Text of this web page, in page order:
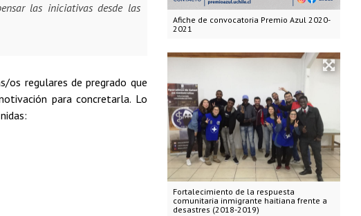
Afiche de convocatoria Premio Azul 2020-
2021
Fortalecimiento de la respuesta
comunitaria inmigrante haitiana frente a
desastres (2018-2019)
las iniciativas desde las
os regulares de pregrado que
para concretarla. Lo